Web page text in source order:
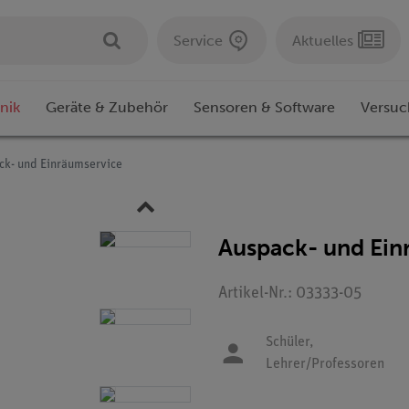
Service Aktuelles
Geräte & Zubehör Sensoren & Software
und Einräumservice
Auspack- und
Artikel-Nr.: 03333-05
Schüler,
Lehrer/Professoren